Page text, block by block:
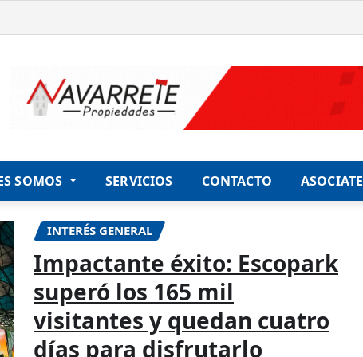
SOMOS SERVICIOS CONTACTO ASOCIATE
INTERÉS GENERAL
Impactante éxito: Escopark
superó los 165 mil
visitantes y quedan cuatro
días para disfrutarlo